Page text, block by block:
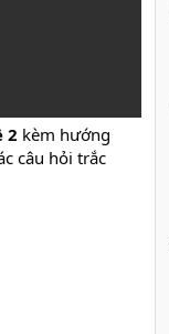
2 kèm hướng
câu hỏi trắc